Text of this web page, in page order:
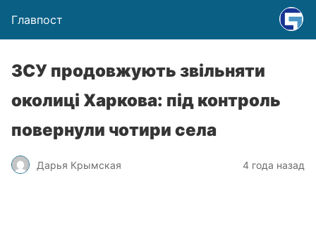
Главпост
ЗСУ продовжують звільняти
околиці Харкова: під контроль
повернули чотири села
Дарья Крымская 4 года назад